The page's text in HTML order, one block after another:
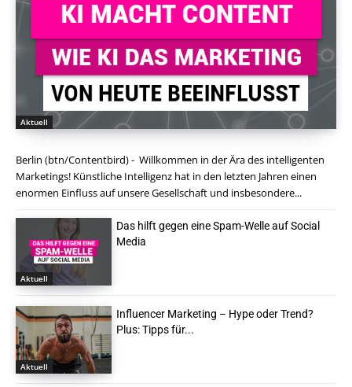
Aktuell
Berlin (btn/Contentbird) - Willkommen in der Ära des intelligenten
Marketings! Künstliche Intelligenz hat in den letzten Jahren einen
enormen Einfluss auf unsere Gesellschaft und insbesondere...
Aktuell
Das hilft gegen eine Spam-Welle auf Social
Media
Aktuell
Influencer Marketing – Hype oder Trend?
Plus: Tipps für...